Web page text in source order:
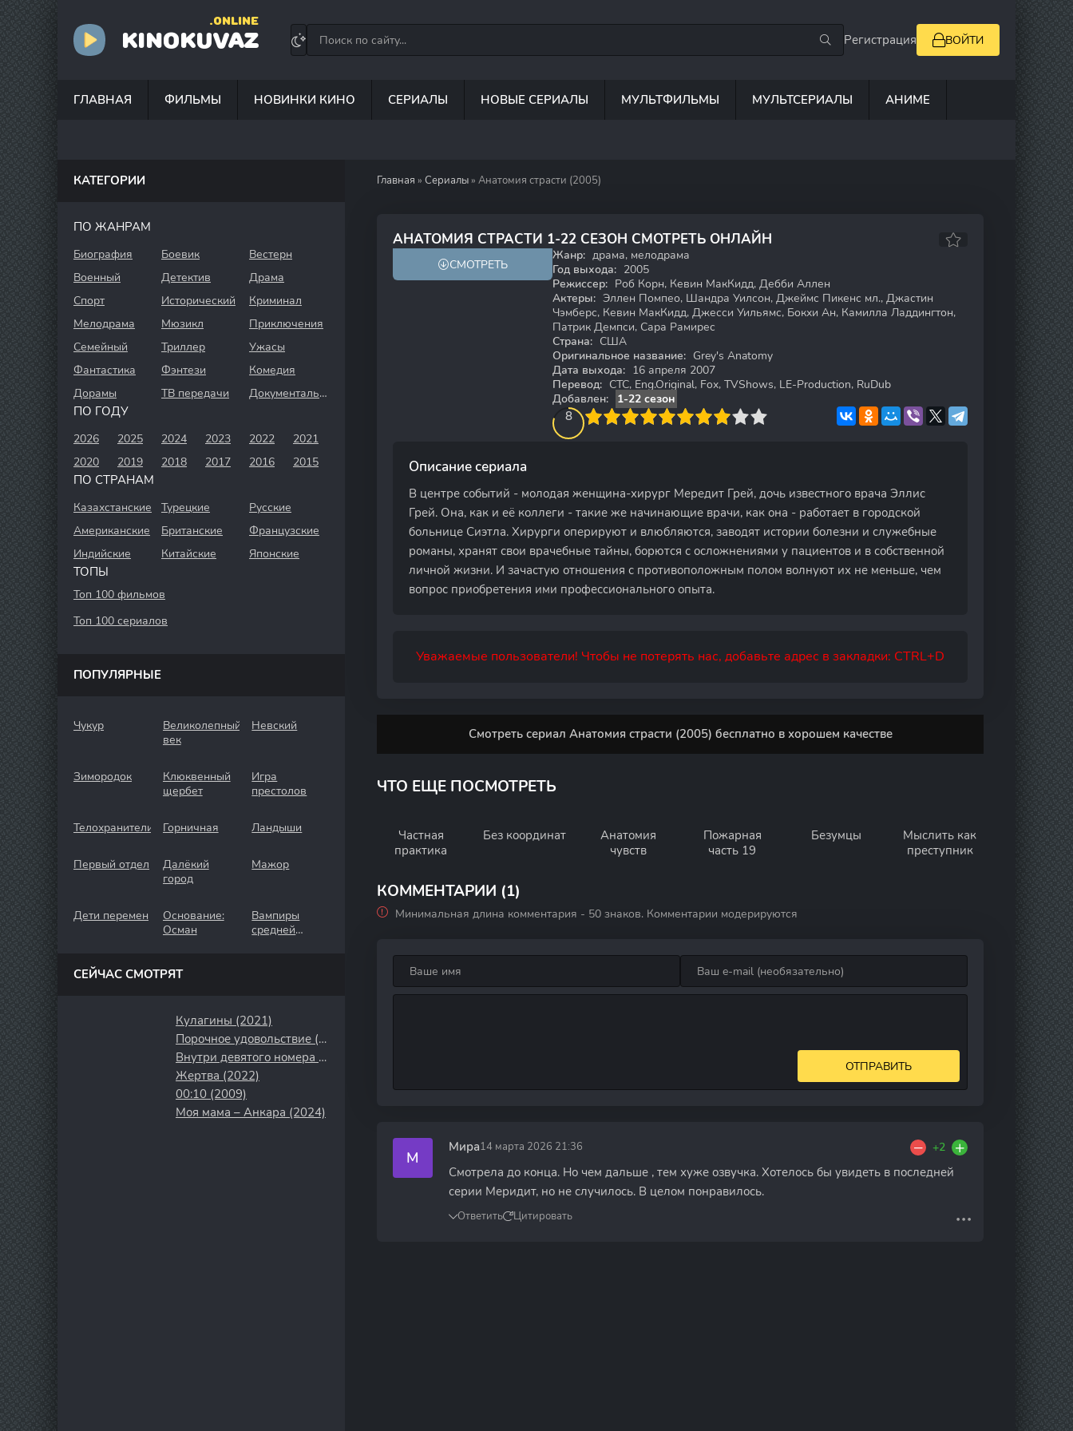
KINOKUVAZ
.ONLINE
Регистрация ВОЙТИ
ГЛАВНАЯ ФИЛЬМЫ НОВИНКИ КИНО СЕРИАЛЫ НОВЫЕ СЕРИАЛЫ МУЛЬТФИЛЬМЫ МУЛЬТСЕРИАЛЫ АНИМЕ
Главная » Сериалы » Анатомия страсти (2005)
АНАТОМИЯ СТРАСТИ 1-22 СЕЗОН СМОТРЕТЬ ОНЛАЙН
8.2 7.6
СМОТРЕТЬ
Жанр: драма, мелодрама
Год выхода: 2005
Режиссер: Роб Корн, Кевин МакКидд, Дебби Аллен
Актеры: Эллен Помпео, Шандра Уилсон, Джеймс Пикенс мл., Джастин
Чэмберс, Кевин МакКидд, Джесси Уильямс, Бокхи Ан, Камилла Ладдингтон,
Патрик Демпси, Сара Рамирес
Страна: США
Оригинальное название: Grey's Anatomy
Дата выхода: 16 апреля 2007
Перевод: СТС, Eng.Original, Fox, TVShows, LE-Production, RuDub
Добавлен:
1-22 сезон
8
4 5 6 7 8 9 10
Описание сериала
В центре событий - молодая женщина-хирург Мередит Грей, дочь известного врача Эллис
Грей. Она, как и её коллеги - такие же начинающие врачи, как она - работает в городской
больнице Сиэтла. Хирурги оперируют и влюбляются, заводят истории болезни и служебные
романы, хранят свои врачебные тайны, борются с осложнениями у пациентов и в собственной
личной жизни. И зачастую отношения с противоположным полом волнуют их не меньше, чем
вопрос приобретения ими профессионального опыта.
Уважаемые пользователи! Чтобы не потерять нас, добавьте адрес в закладки: CTRL+D
Смотреть сериал Анатомия страсти (2005) бесплатно в хорошем качестве
ЧТО ЕЩЕ ПОСМОТРЕТЬ
Частная
практика
Без координат
Анатомия
чувств
Пожарная
часть 19
Безумцы
Мыслить как
преступник
КОММЕНТАРИИ (1)
Минимальная длина комментария - 50 знаков. Комментарии модерируются
ОТПРАВИТЬ
М
Мира14 марта 2026 21:36 +2
Смотрела до конца. Но чем дальше , тем хуже озвучка. Хотелось бы увидеть в последней
серии Меридит, но не случилось. В целом понравилось.
Ответить Цитировать
КАТЕГОРИИ
ПО ЖАНРАМ
Биография Боевик
Вестерн
Военный
Детектив
Драма
Спорт
Исторический
Криминал
Мелодрама
Мюзикл
Приключения
Семейный
Триллер
Ужасы
Фантастика
Фэнтези
Комедия
Дорамы
ТВ передачи Документальный
ПО ГОДУ
2026 2025 2024 2023 2022
2021
2020
2019 2018 2017 2016 2015
ПО СТРАНАМ
Казахстанские Турецкие
Русские
Американские
Британские
Французские
Индийские
Китайские Японские
ТОПЫ
Топ 100 фильмов
Топ 100 сериалов
ПОПУЛЯРНЫЕ
Чукур
Великолепный
век
Невский
Зимородок
Клюквенный
щербет
Игра
престолов
Телохранители Горничная Ландыши
Первый отдел
Далёкий
город
Мажор
Дети перемен
Основание:
Осман
Вампиры
средней
СЕЙЧАС СМОТРЯТ
Кулагины (2021)
Порочное удовольствие (2020)
Внутри девятого номера (2014)
Жертва (2022)
00:10 (2009)
Моя мама – Анкара (2024)